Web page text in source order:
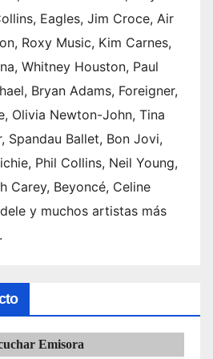
Eagles, Jim Croce, Air
Roxy Music, Kim Carnes,
Whitney Houston, Paul
Bryan Adams, Foreigner,
Olivia Newton-John, Tina
Spandau Ballet, Bon Jovi,
Phil Collins, Neil Young,
Carey, Beyoncé, Celine
y muchos artistas más
Emisora